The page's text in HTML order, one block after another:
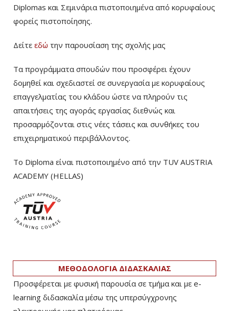
Diplomas και Σεμινάρια πιστοποιημένα από κορυφαίους
φορείς πιστοποίησης.
Δείτε εδώ την παρουσίαση της σχολής μας
Τα προγράμματα σπουδών που προσφέρει έχουν
δομηθεί και σχεδιαστεί σε συνεργασία με κορυφαίους
επαγγελματίας του κλάδου ώστε να πληρούν τις
απαιτήσεις της αγοράς εργασίας διεθνώς και
προσαρμόζονται στις νέες τάσεις και συνθήκες του
επιχειρηματικού περιβάλλοντος.
Το Diploma είναι πιστοποιημένο από την TUV AUSTRIA
ACADEMY (HELLAS)­
ΜΕΘΟΔΟΛΟΓΙΑ ΔΙΔΑΣΚΑΛΙΑΣ
Προσφέρεται με φυσική παρουσία σε τμήμα και με e-
learning διδασκαλία μέσω της υπερσύγχρονης